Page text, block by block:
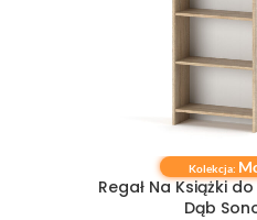
DODAJ DO KOSZYKA
Kolekcja:
Regał Na Książki
Dąb